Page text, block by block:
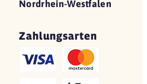
Nordrhein-Westfalen
Zahlungsarten